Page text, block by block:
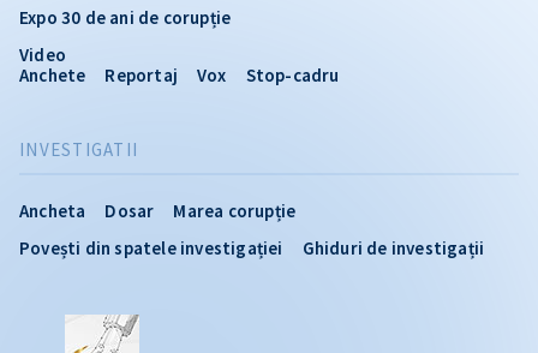
INVESTIGATII
Ancheta Dosar
Marea corupție
Povești din spatele investigației
Ghiduri de investigații
Expo 30 de ani de corupție
Video
Anchete
Reportaj Vox Stop-cadru